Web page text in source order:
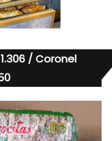
1.306 / Coronel